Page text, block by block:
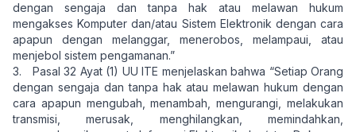
dengan sengaja dan tanpa hak atau melawan hukum
mengakses Komputer dan/atau Sistem Elektronik dengan cara
apapun dengan melanggar, menerobos, melampaui, atau
menjebol sistem pengamanan.”
3. Pasal 32 Ayat (1) UU ITE menjelaskan bahwa “Setiap Orang
dengan sengaja dan tanpa hak atau melawan hukum dengan
cara apapun mengubah, menambah, mengurangi, melakukan
transmisi, merusak, menghilangkan, memindahkan,